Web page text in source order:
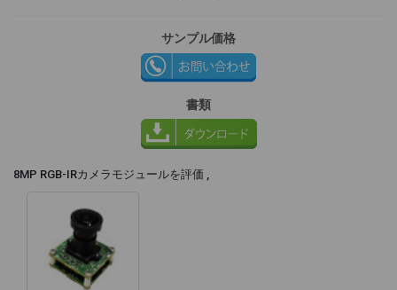
サンプル価格
書類
8MP RGB-IRカメラモジュールを評価 ,